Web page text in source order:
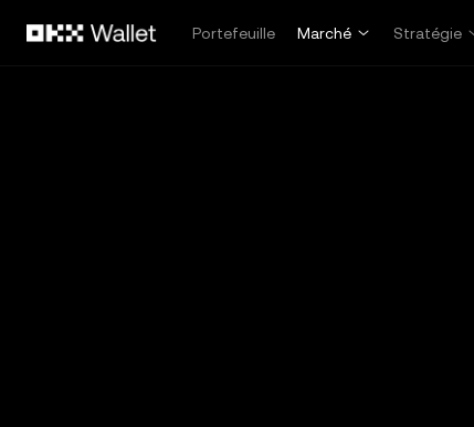
Portefeuille
Marché Stratégie